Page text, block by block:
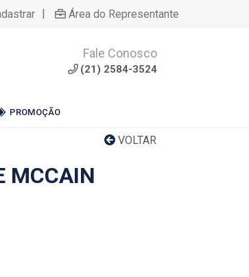
| Área do Representante
Fale Conosco
(21) 2584-3524
PROMOÇÃO
VOLTAR
MCCAIN